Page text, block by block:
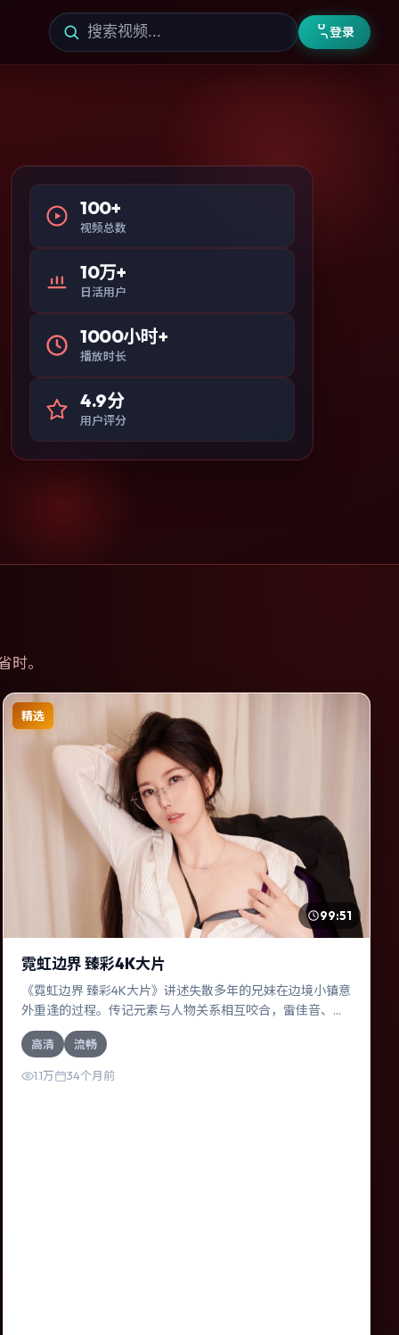
登录
100+
视频总数
10万+
日活用户
1000小时+
播放时长
4.9分
用户评分
时。
精选
99:51
霓虹边界 臻彩4K大片
《霓虹边界 臻彩4K大片》讲述失散多年的兄妹在边境小镇意
外重逢的过程。传记元素与人物关系相互咬合，雷佳音、杨
幂的对手戏尤为出彩。导演李安善于在长镜头中积蓄张力，
本片亦在韩国实地取景，增强真实质感。
高清 流畅
1.1万 34个月前